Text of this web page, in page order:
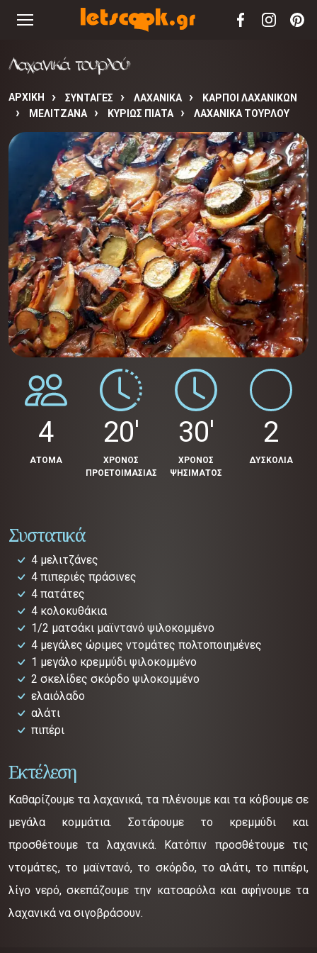
Λαχανικά τουρλού
ΑΡΧΙΚΉ ΣΥΝΤΑΓΈΣ ΛΑΧΑΝΙΚΑ
ΚΑΡΠΟΙ ΛΑΧΑΝΙΚΩΝ
ΜΕΛΙΤΖΑΝΑ
ΚΥΡΙΩΣ ΠΙΑΤΑ ΛΑΧΑΝΙΚΆ ΤΟΥΡΛΟΎ
4
ΑΤΟΜΑ
20'
ΧΡΟΝΟΣ
ΠΡΟΕΤΟΙΜΑΣΙΑΣ
30'
ΧΡΟΝΟΣ
ΨΗΣΙΜΑΤΟΣ
2
ΔΥΣΚΟΛΙΑ
Συστατικά
4 μελιτζάνες
4 πιπεριές πράσινες
4 πατάτες
4 κολοκυθάκια
1/2 ματσάκι μαϊντανό ψιλοκομμένο
4 μεγάλες ώριμες ντομάτες πολτοποιημένες
1 μεγάλο κρεμμύδι ψιλοκομμένο
2 σκελίδες σκόρδο ψιλοκομμένο
ελαιόλαδο
αλάτι
πιπέρι
Εκτέλεση
Καθαρίζουμε τα λαχανικά, τα πλένουμε και τα κόβουμε σε
μεγάλα κομμάτια. Σοτάρουμε το κρεμμύδι και
προσθέτουμε τα λαχανικά. Κατόπιν προσθέτουμε τις
ντομάτες, το μαϊντανό, το σκόρδο, το αλάτι, το πιπέρι,
λίγο νερό, σκεπάζουμε την κατσαρόλα και αφήνουμε τα
λαχανικά να σιγοβράσουν.